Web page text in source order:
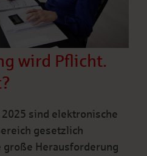
wird Pflicht.
sind elektronische
gesetzlich
Herausforderung